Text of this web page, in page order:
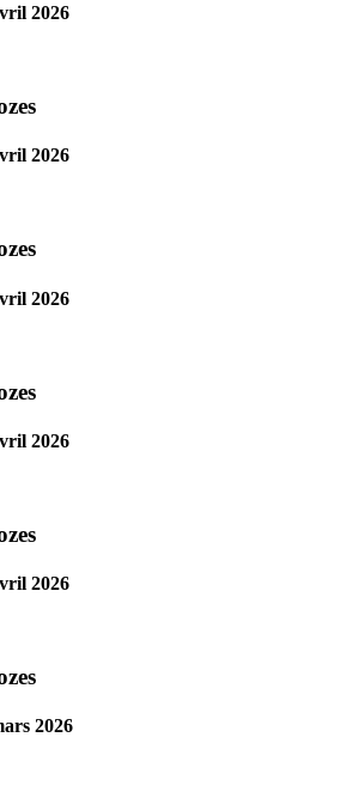
2026
2026
2026
2026
2026
2026